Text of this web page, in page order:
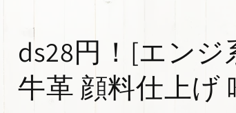
ds28円！[エンジ
牛革 顔料仕上げ